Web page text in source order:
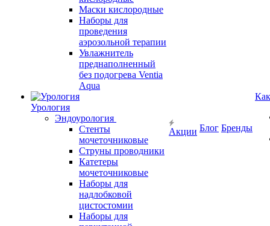
Маски кислородные
Наборы для
проведения
аэрозольной терапии
Увлажнитель
преднаполненный
без подогрева Ventia
Aqua
Урология
Эндоурология
Стенты
мочеточниковые
Струны проводники
Катетеры
мочеточниковые
Наборы для
надлобковой
цистостомии
Наборы для
Акции Блог Бренды